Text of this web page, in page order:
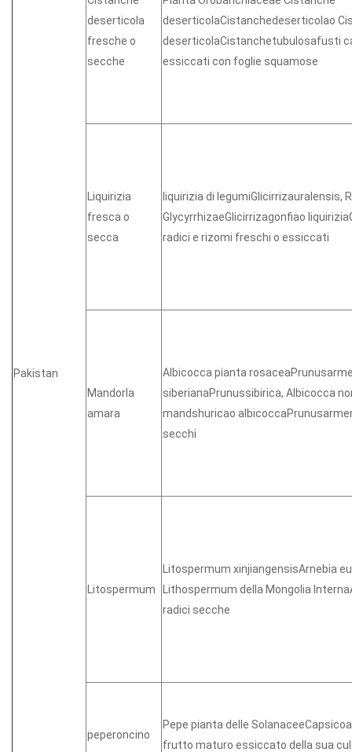
Pakistan
deserticola
fresche o
secche
deserticolaCistanchedeserticolao
deserticolaCistanchetubulosafusti
essiccati con foglie squamose
Liquirizia
fresca o
secca
liquirizia di legumiGlicirrizauralensis,
GlycyrrhizaeGlicirrizagonfiao
radici e rizomi freschi o essiccati
Mandorla
amara
Albicocca pianta
siberianaPrunussibirica, Albicocca
mandshuricao
secchi
Litospermum
Litospermum xinjiangensisArnebia
Lithospermum della Mongolia
radici secche
peperoncino
Pepe pianta delle
frutto maturo essiccato della sua